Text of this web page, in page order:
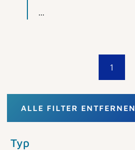
...
1
ALLE FILTER ENTFERNEN
Typ